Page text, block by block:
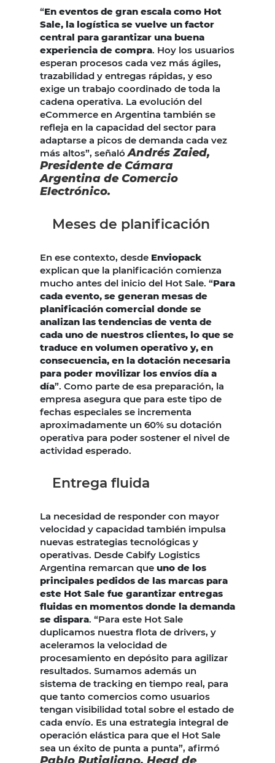
“En eventos de gran escala como Hot
Sale, la logística se vuelve un factor
central para garantizar una buena
experiencia de compra. Hoy los usuarios
esperan procesos cada vez más ágiles,
trazabilidad y entregas rápidas, y eso
exige un trabajo coordinado de toda la
cadena operativa. La evolución del
eCommerce en Argentina también se
refleja en la capacidad del sector para
adaptarse a picos de demanda cada vez
más altos”, señalóAndrés Zaied,
Presidente de Cámara
Argentina de Comercio
Electrónico.
Meses de planificación
En ese contexto, desde Enviopack
explican que la planificación comienza
mucho antes del inicio del Hot Sale. “Para
cada evento, se generan mesas de
planificación comercial donde se
analizan las tendencias de venta de
cada uno de nuestros clientes, lo que se
traduce en volumen operativo y, en
consecuencia, en la dotación necesaria
para poder movilizar los envíos día a
día”. Como parte de esa preparación, la
empresa asegura que para este tipo de
fechas especiales se incrementa
aproximadamente un 60% su dotación
operativa para poder sostener el nivel de
actividad esperado.
Entrega fluida
La necesidad de responder con mayor
velocidad y capacidad también impulsa
nuevas estrategias tecnológicas y
operativas. Desde Cabify Logistics
Argentina remarcan que uno de los
principales pedidos de las marcas para
este Hot Sale fue garantizar entregas
fluidas en momentos donde la demanda
se dispara. “Para este Hot Sale
duplicamos nuestra flota de drivers, y
aceleramos la velocidad de
procesamiento en depósito para agilizar
resultados. Sumamos además un
sistema de tracking en tiempo real, para
que tanto comercios como usuarios
tengan visibilidad total sobre el estado de
cada envío. Es una estrategia integral de
operación elástica para que el Hot Sale
sea un éxito de punta a punta”, afirmó